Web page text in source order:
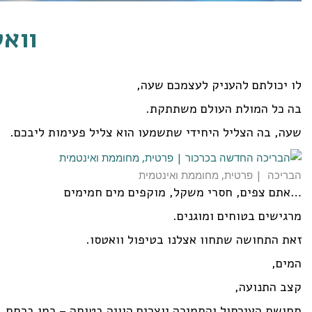
לו יכולתם להעניק לעצמכם שעה,
בה כל המולת העולם משתתקת.
שעה, בה הצליל היחידי שתשמעו הוא צליל פעימות ליבכם.
הבריכה | פרטית, מחוממת ואינטמית
…אתם צפים, חסרי משקל, מוקפים מים חמימים
מרגישים בטוחים ומוגנים.
זאת התחושה שתחוו אצלנו בטיפול וואטסו.
המים,
קצב התנועה,